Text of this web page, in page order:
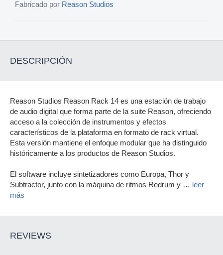
Fabricado por Reason Studios
DESCRIPCIÓN
Reason Studios Reason Rack 14 es una estación de trabajo
de audio digital que forma parte de la suite Reason, ofreciendo
acceso a la colección de instrumentos y efectos
característicos de la plataforma en formato de rack virtual.
Esta versión mantiene el enfoque modular que ha distinguido
históricamente a los productos de Reason Studios.
El software incluye sintetizadores como Europa, Thor y
Subtractor, junto con la máquina de ritmos Redrum y … leer
más
REVIEWS